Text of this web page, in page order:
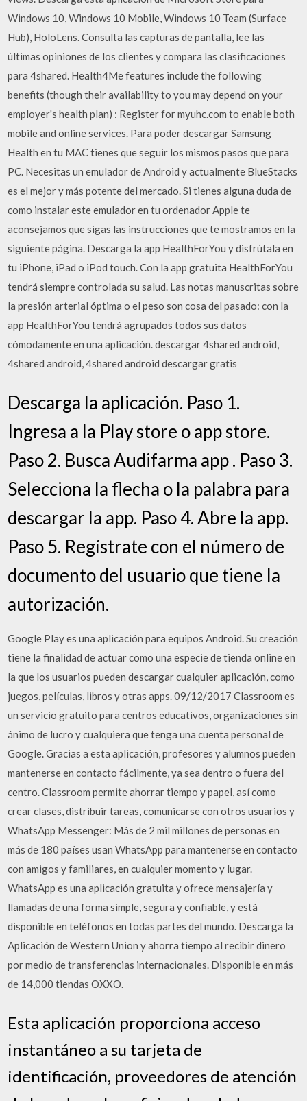
Windows 10, Windows 10 Mobile, Windows 10 Team (Surface
Hub), HoloLens. Consulta las capturas de pantalla, lee las
últimas opiniones de los clientes y compara las clasificaciones
para 4shared. Health4Me features include the following
benefits (though their availability to you may depend on your
employer's health plan) : Register for myuhc.com to enable both
mobile and online services. Para poder descargar Samsung
Health en tu MAC tienes que seguir los mismos pasos que para
PC. Necesitas un emulador de Android y actualmente BlueStacks
es el mejor y más potente del mercado. Si tienes alguna duda de
como instalar este emulador en tu ordenador Apple te
aconsejamos que sigas las instrucciones que te mostramos en la
siguiente página. Descarga la app HealthForYou y disfrútala en
tu iPhone, iPad o iPod touch. ‎Con la app gratuita HealthForYou
tendrá siempre controlada su salud. Las notas manuscritas sobre
la presión arterial óptima o el peso son cosa del pasado: con la
app HealthForYou tendrá agrupados todos sus datos
cómodamente en una aplicación. descargar 4shared android,
4shared android, 4shared android descargar gratis
Descarga la aplicación. Paso 1.
Ingresa a la Play store o app store.
Paso 2. Busca Audifarma app . Paso 3.
Selecciona la flecha o la palabra para
descargar la app. Paso 4. Abre la app.
Paso 5. Regístrate con el número de
documento del usuario que tiene la
autorización.
Google Play es una aplicación para equipos Android. Su creación
tiene la finalidad de actuar como una especie de tienda online en
la que los usuarios pueden descargar cualquier aplicación, como
juegos, películas, libros y otras apps. 09/12/2017 Classroom es
un servicio gratuito para centros educativos, organizaciones sin
ánimo de lucro y cualquiera que tenga una cuenta personal de
Google. Gracias a esta aplicación, profesores y alumnos pueden
mantenerse en contacto fácilmente, ya sea dentro o fuera del
centro. Classroom permite ahorrar tiempo y papel, así como
crear clases, distribuir tareas, comunicarse con otros usuarios y
WhatsApp Messenger: Más de 2 mil millones de personas en
más de 180 países usan WhatsApp para mantenerse en contacto
con amigos y familiares, en cualquier momento y lugar.
WhatsApp es una aplicación gratuita y ofrece mensajería y
llamadas de una forma simple, segura y confiable, y está
disponible en teléfonos en todas partes del mundo. Descarga la
Aplicación de Western Union y ahorra tiempo al recibir dinero
por medio de transferencias internacionales. Disponible en más
de 14,000 tiendas OXXO.
Esta aplicación proporciona acceso
instantáneo a su tarjeta de
identificación, proveedores de atención